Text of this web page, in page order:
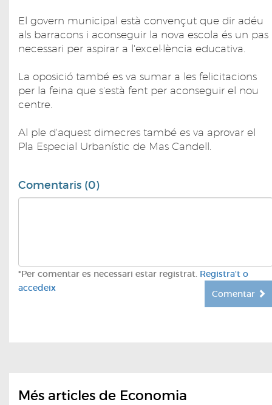
El govern municipal està convençut que dir adéu
als barracons i aconseguir la nova escola és un pas
necessari per aspirar a l'excel·lència educativa.
La oposició també es va sumar a les felicitacions
per la feina que s'està fent per aconseguir el nou
centre.
Al ple d'aquest dimecres també es va aprovar el
Pla Especial Urbanístic de Mas Candell.
Comentaris (0)
*Per comentar es necessari estar registrat. Registra't o
accedeix
Comentar
Més articles de Economia